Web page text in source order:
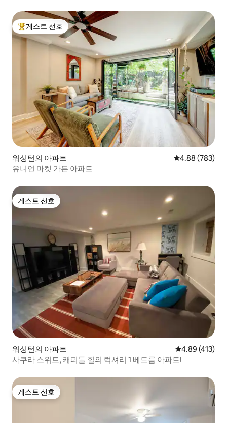
상위 게스트 선호
게스트 선호
워싱턴의 아파트 평점 4.88점(5
4.88 (783)
유니언 마켓 가든 아파트
게스트 선호
게스트 선호
워싱턴의 아파트 평점 4.89점(5
4.89 (413)
사쿠라 스위트, 캐피톨 힐의 럭셔리 1 베드룸 아파트!
게스트 선호
게스트 선호